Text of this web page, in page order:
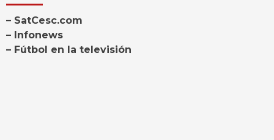
– SatCesc.com
– Infonews
– Fútbol en la televisión